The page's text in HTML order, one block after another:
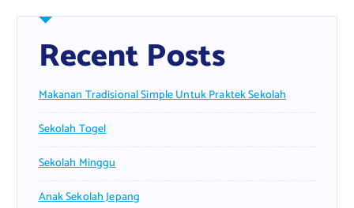
Recent Posts
Makanan Tradisional Simple Untuk Praktek Sekolah
Sekolah Togel
Sekolah Minggu
Anak Sekolah Jepang